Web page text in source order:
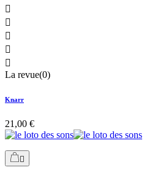





La revue(0)
Knarr
21,00 €
